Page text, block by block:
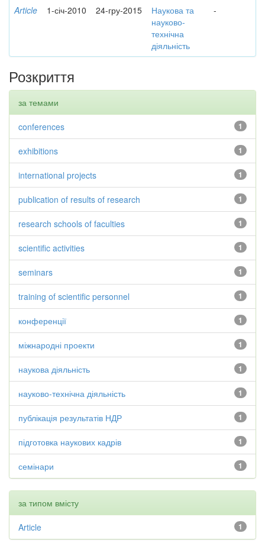
Article 1-січ-2010 24-гру-2015
Наукова та
науково-
технічна
діяльність
-
Розкриття
за темами
1
conferences
1
exhibitions
1
international projects
1
publication of results of research
1
research schools of faculties
1
scientific activities
1
seminars
1
training of scientific personnel
1
конференції
1
міжнародні проекти
1
наукова діяльність
1
науково-технічна діяльність
1
публікація результатів НДР
1
підготовка наукових кадрів
1
семінари
за типом вмісту
1
Article